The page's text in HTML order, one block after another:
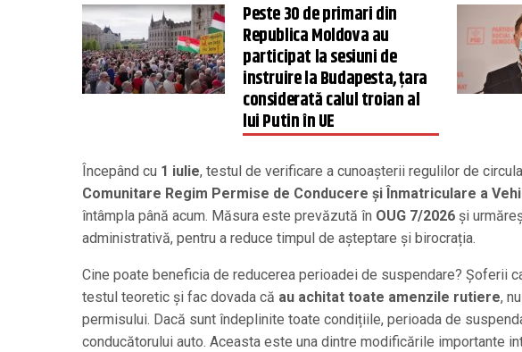
Peste 30 de primari din
Republica Moldova au
participat la sesiuni de
instruire la Budapesta, țara
considerată calul troian al
lui Putin în UE
Începând cu 1 iulie, testul de verificare a cunoașterii regulilor de
Comunitare Regim Permise de Conducere și Înmatriculare a
întâmpla până acum. Măsura este prevăzută în OUG 7/2026 și
administrativă, pentru a reduce timpul de așteptare și birocrația.
Cine poate beneficia de reducerea perioadei de suspendare? Șoferii
testul teoretic și fac dovada că au achitat toate amenzile rutiere,
permisului. Dacă sunt îndeplinite toate condițiile, perioada de
conducătorului auto. Aceasta este una dintre modificările importante